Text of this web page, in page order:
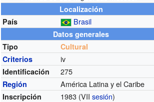
Localización
País
Brasil
Datos generales
Tipo
Cultural
Criterios
iv
Identificación 275
Región América Latina y el Caribe
Inscripción 1983 (VIIsesión)